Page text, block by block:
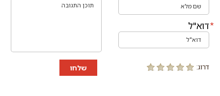
דוא"ל
דרוג: שלחו